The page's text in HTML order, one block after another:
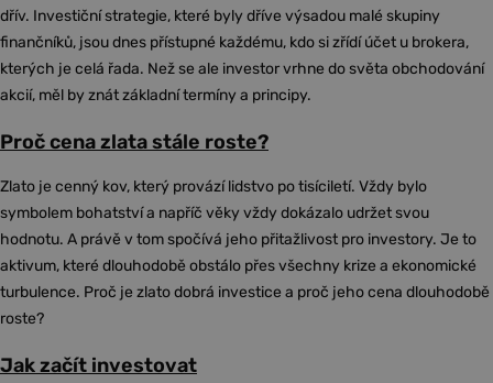
dřív. Investiční strategie, které byly dříve výsadou malé skupiny
finančníků, jsou dnes přístupné každému, kdo si zřídí účet u brokera,
kterých je celá řada. Než se ale investor vrhne do světa obchodování
akcií, měl by znát základní termíny a principy.
Proč cena zlata stále roste?
Zlato je cenný kov, který provází lidstvo po tisíciletí. Vždy bylo
symbolem bohatství a napříč věky vždy dokázalo udržet svou
hodnotu. A právě v tom spočívá jeho přitažlivost pro investory. Je to
aktivum, které dlouhodobě obstálo přes všechny krize a ekonomické
turbulence. Proč je zlato dobrá investice a proč jeho cena dlouhodobě
roste?
Jak začít investovat